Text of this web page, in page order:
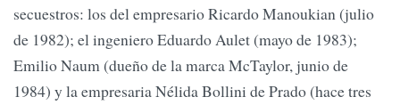
secuestros: los del empresario Ricardo Manoukian (julio
de 1982); el ingeniero Eduardo Aulet (mayo de 1983);
Emilio Naum (dueño de la marca McTaylor, junio de
1984) y la empresaria Nélida Bollini de Prado (hace tres